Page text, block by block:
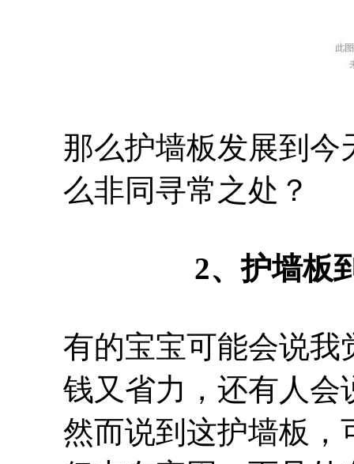
那么护墙板发展到今
么非同寻常之处？
2、护墙板
有的宝宝可能会说我
钱又省力，还有人
然而说到这护墙板，